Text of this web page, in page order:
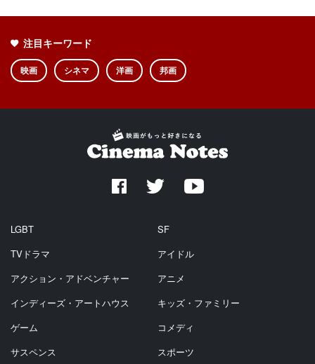
注目キーワード
映画 シネマ 洋画 邦画
LGBT
SF
TVドラマ
アイドル
アクション・アドベンチャー
アニメ
インディーズ・アートハウス
キッズ・ファミリー
ゲーム
コメディ
サスペンス
スポーツ